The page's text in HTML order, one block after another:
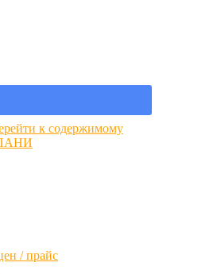
к содержимому
/ прайс